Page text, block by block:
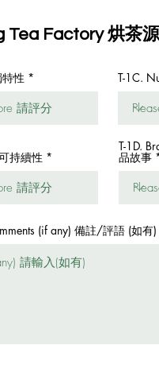
Tea Factory 烘茶源
性 T-1C.
持續性
T-1D.
品故事
(if any) 備註/評語 (如有)